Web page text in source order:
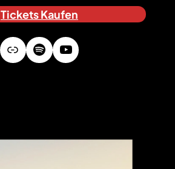
Tickets Kaufen
Link Spotify YouTube